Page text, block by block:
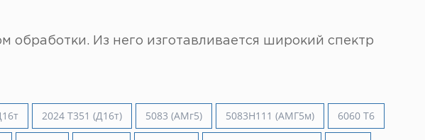
Из него изготавливается широкий спектр
2024 Т351 (Д16т) 5083 (АМг5) 5083H111 (АМГ5м) 6060 Т6